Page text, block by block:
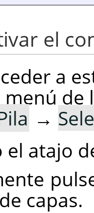
el
a
de
→
el atajo
capas.